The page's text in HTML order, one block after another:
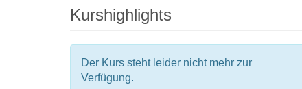
Kurshighlights
Der Kurs steht leider nicht mehr zur
Verfügung.